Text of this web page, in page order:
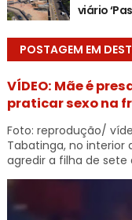
viário
POSTAGEM EM
VÍDEO: Mãe é
praticar sexo na
Foto: reprodução/
Tabatinga, no interior
agredir a filha de sete